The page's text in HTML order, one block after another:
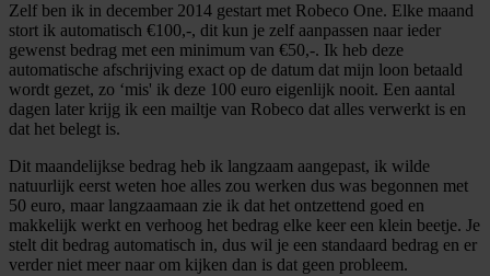
Zelf ben ik in december 2014 gestart met Robeco One. Elke maand
stort ik automatisch €100,-, dit kun je zelf aanpassen naar ieder
gewenst bedrag met een minimum van €50,-. Ik heb deze
automatische afschrijving exact op de datum dat mijn loon betaald
wordt gezet, zo ‘mis' ik deze 100 euro eigenlijk nooit. Een aantal
dagen later krijg ik een mailtje van Robeco dat alles verwerkt is en
dat het belegt is.
Dit maandelijkse bedrag heb ik langzaam aangepast, ik wilde
natuurlijk eerst weten hoe alles zou werken dus was begonnen met
50 euro, maar langzaamaan zie ik dat het ontzettend goed en
makkelijk werkt en verhoog het bedrag elke keer een klein beetje. Je
stelt dit bedrag automatisch in, dus wil je een standaard bedrag en er
verder niet meer naar om kijken dan is dat geen probleem.